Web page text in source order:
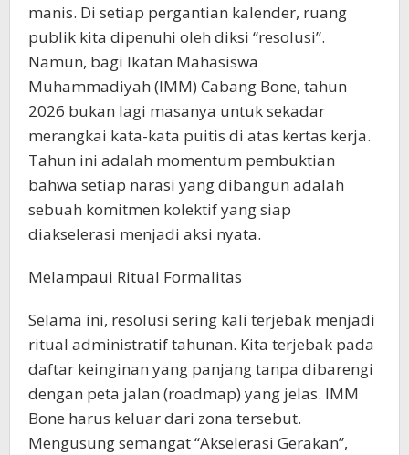
manis. Di setiap pergantian kalender, ruang
publik kita dipenuhi oleh diksi “resolusi”.
Namun, bagi Ikatan Mahasiswa
Muhammadiyah (IMM) Cabang Bone, tahun
2026 bukan lagi masanya untuk sekadar
merangkai kata-kata puitis di atas kertas kerja.
Tahun ini adalah momentum pembuktian
bahwa setiap narasi yang dibangun adalah
sebuah komitmen kolektif yang siap
diakselerasi menjadi aksi nyata.
Melampaui Ritual Formalitas
Selama ini, resolusi sering kali terjebak menjadi
ritual administratif tahunan. Kita terjebak pada
daftar keinginan yang panjang tanpa dibarengi
dengan peta jalan (roadmap) yang jelas. IMM
Bone harus keluar dari zona tersebut.
Mengusung semangat “Akselerasi Gerakan”,